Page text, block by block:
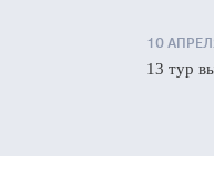
10
13 тур